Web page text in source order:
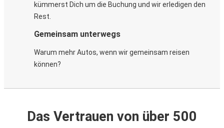
kümmerst Dich um die Buchung und wir erledigen den
Rest.
Gemeinsam unterwegs
Warum mehr Autos, wenn wir gemeinsam reisen
können?
Das Vertrauen von über 500